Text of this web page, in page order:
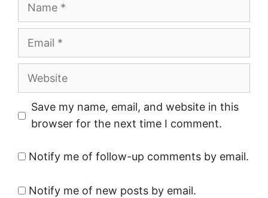
Website
Save my name, email, and website in this
browser for the next time I comment.
Notify me of follow-up comments by email.
Notify me of new posts by email.